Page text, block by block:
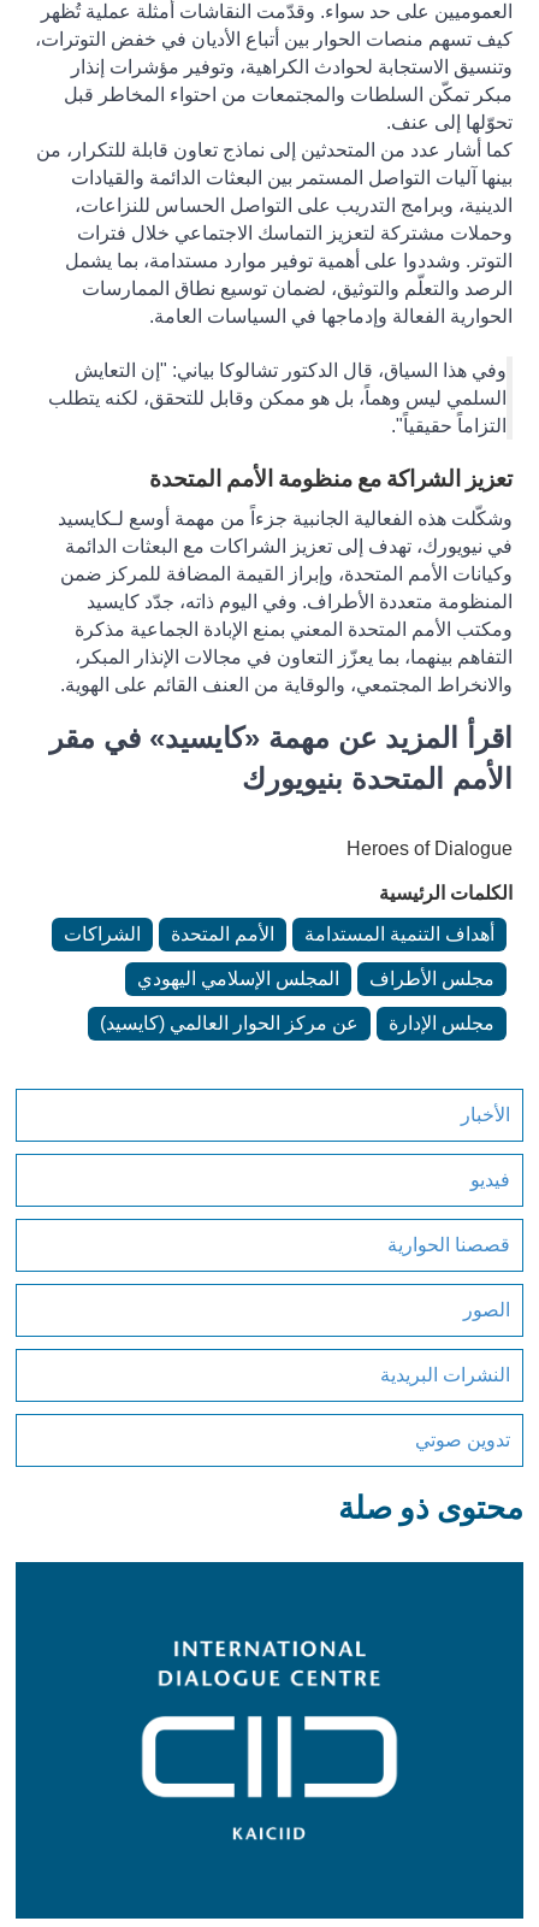
العموميين على حد سواء. وقدّمت النقاشات أمثلة عملية تُظهر
كيف تسهم منصات الحوار بين أتباع الأديان في خفض التوترات،
وتنسيق الاستجابة لحوادث الكراهية، وتوفير مؤشرات إنذار
مبكر تمكّن السلطات والمجتمعات من احتواء المخاطر قبل
تحوّلها إلى عنف.
كما أشار عدد من المتحدثين إلى نماذج تعاون قابلة للتكرار، من
بينها آليات التواصل المستمر بين البعثات الدائمة والقيادات
الدينية، وبرامج التدريب على التواصل الحساس للنزاعات،
وحملات مشتركة لتعزيز التماسك الاجتماعي خلال فترات
التوتر. وشددوا على أهمية توفير موارد مستدامة، بما يشمل
الرصد والتعلّم والتوثيق، لضمان توسيع نطاق الممارسات
الحوارية الفعالة وإدماجها في السياسات العامة.
وفي هذا السياق، قال الدكتور تشالوكا بياني: "إن التعايش
السلمي ليس وهماً، بل هو ممكن وقابل للتحقق، لكنه يتطلب
التزاماً حقيقياً".
تعزيز الشراكة مع منظومة الأمم المتحدة
وشكّلت هذه الفعالية الجانبية جزءاً من مهمة أوسع لـكايسيد
في نيويورك، تهدف إلى تعزيز الشراكات مع البعثات الدائمة
وكيانات الأمم المتحدة، وإبراز القيمة المضافة للمركز ضمن
المنظومة متعددة الأطراف. وفي اليوم ذاته، جدّد كايسيد
ومكتب الأمم المتحدة المعني بمنع الإبادة الجماعية مذكرة
التفاهم بينهما، بما يعزّز التعاون في مجالات الإنذار المبكر،
والانخراط المجتمعي، والوقاية من العنف القائم على الهوية.
اقرأ المزيد عن مهمة «كايسيد» في مقر
الأمم المتحدة بنيويورك
Heroes of Dialogue
الكلمات الرئيسية
أهداف التنمية المستدامة
الأمم المتحدة الشراكات
مجلس الأطراف المجلس الإسلامي اليهودي
مجلس الإدارة عن مركز الحوار العالمي (كايسيد)
الأخبار
فيديو
قصصنا الحوارية
الصور
النشرات البريدية
تدوين صوتي
محتوى ذو صلة